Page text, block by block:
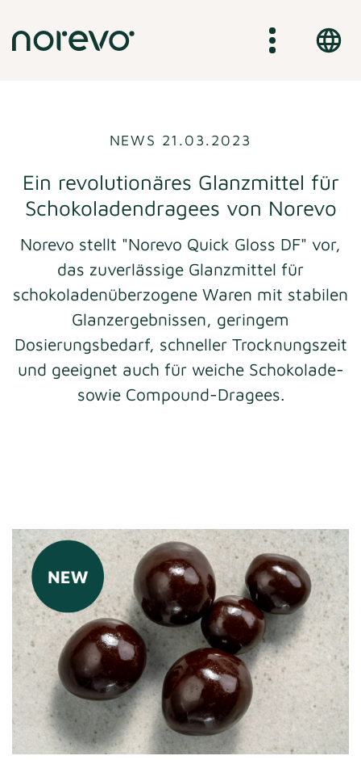
zum
Inhalt
NEWS 21.03.2023
Ein revolutionäres Glanzmittel für
Schokoladendragees von Norevo
Norevo stellt "Norevo Quick Gloss DF" vor,
das zuverlässige Glanzmittel für
schokoladenüberzogene Waren mit stabilen
Glanzergebnissen, geringem
Dosierungsbedarf, schneller Trocknungszeit
und geeignet auch für weiche Schokolade-
sowie Compound-Dragees.